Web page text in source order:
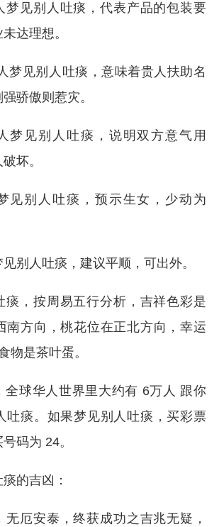
梦见别人吐痰，代表产品的包装要
达理想。
梦见别人吐痰，意味着贵人扶助名
骄傲则惹灾。
梦见别人吐痰，说明双方意气用
坏。
见别人吐痰，预示生女，少动为
别人吐痰，建议平顺，可出外。
痰，按周易五行分析，吉祥色彩是
南方向，桃花位在正北方向，幸运
物是茶叶蛋。
全球华人世界里大约有 6万人 跟你
吐痰。如果梦见别人吐痰，买彩票
码为 24。
的吉凶：
无厄安泰，终获成功之吉兆无疑，